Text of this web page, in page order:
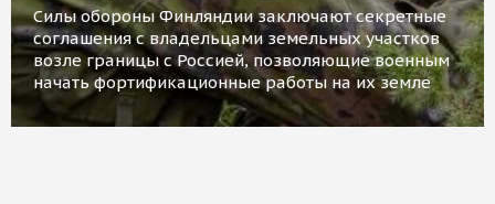
Силы обороны Финляндии заключают секретные
соглашения с владельцами земельных участков
возле границы с Россией, позволяющие военным
начать фортификационные работы на их земле